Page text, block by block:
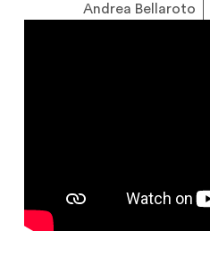
Andrea Bellaroto